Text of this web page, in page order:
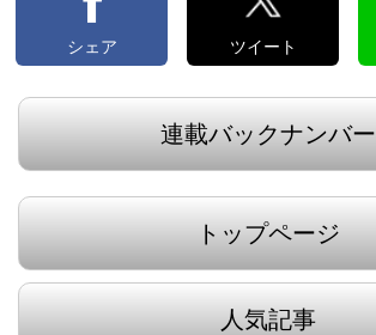
シェア ツイート
連載バックナンバー
トップページ
人気記事